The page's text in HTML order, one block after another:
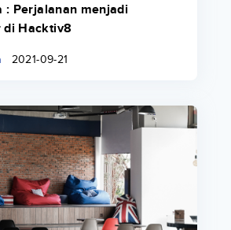
: Perjalanan menjadi
di Hacktiv8
2021-09-21